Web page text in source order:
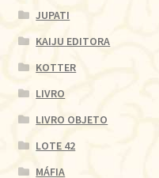
JUPATI
KAIJU EDITORA
KOTTER
LIVRO
LIVRO OBJETO
LOTE 42
MÁFIA